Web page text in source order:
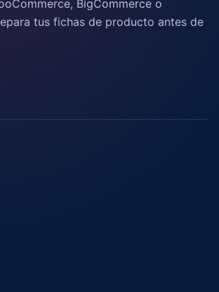
BigCommerce o
tus fichas de producto antes de